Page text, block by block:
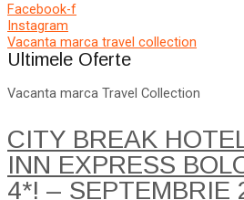
Facebook-f
Instagram
Vacanta marca travel collection
Ultimele Oferte
Vacanta marca Travel Collection
CITY BREAK
INN EXPRESS
4*! – SEPTEMBRIE